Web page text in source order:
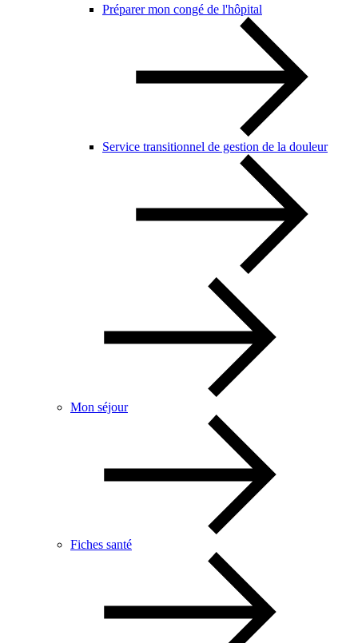
Préparer mon congé de l'hôpital
Service transitionnel de gestion de la douleur
Mon séjour
Fiches santé